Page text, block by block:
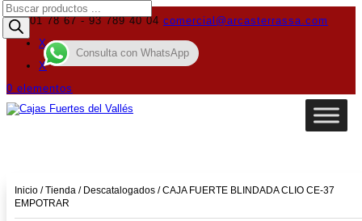
619 01 78 67 - 93 789 40 04 comercial@arcasterrassa.com
X
X
0 elementos
Búsqueda
de
productos
Inicio /Tienda / Descatalogados / CAJA FUERTE BLINDADA CLIO CE-37
EMPOTRAR
Consulta con WhatsApp